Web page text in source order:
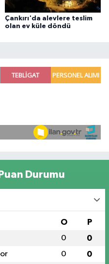
Çankırı'da alevlere teslim
olan ev küle döndü
Durumu
O P
0 0
0 0